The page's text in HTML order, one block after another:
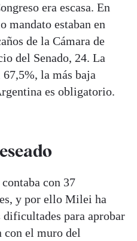
era escasa. En
mandato estaban en
de la Cámara de
del Senado, 24. La
la más baja
es obligatorio.
con 37
y por ello Milei ha
dificultades para aprobar
con el muro del